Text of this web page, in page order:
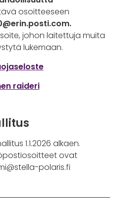
osoitteeseen
.
johon laitettuja muita
lukemaan.
raideri
1.1.2026 alkaen.
ovat
polaris.fi